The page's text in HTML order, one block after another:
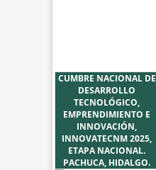
CUMBRE NACIONAL DE
DESARROLLO
TECNOLÓGICO,
EMPRENDIMIENTO E
INNOVACIÓN,
INNOVATECNM 2025,
ETAPA NACIONAL.
PACHUCA, HIDALGO.